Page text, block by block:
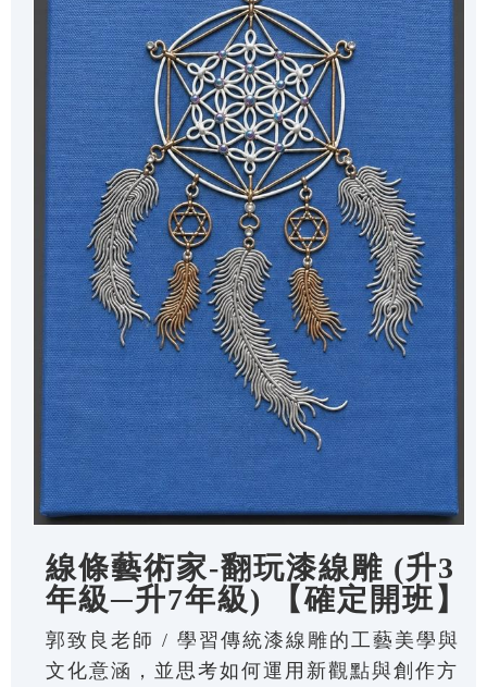
線條藝術家-翻玩漆線雕 (升3
年級─升7年級) 【確定開班】
郭致良老師 / 學習傳統漆線雕的工藝美學與
文化意涵，並思考如何運用新觀點與創作方